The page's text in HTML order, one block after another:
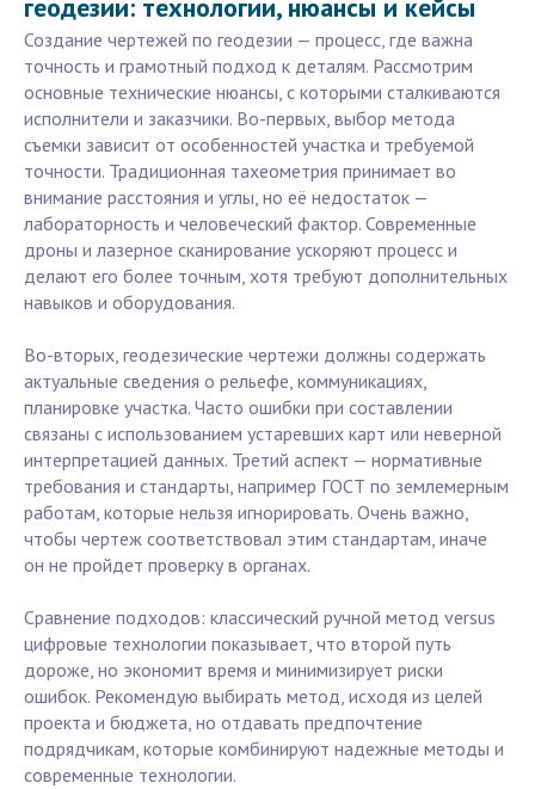
геодезии: технологии, нюансы и кейсы
Создание чертежей по геодезии — процесс, где важна
точность и грамотный подход к деталям. Рассмотрим
основные технические нюансы, с которыми сталкиваются
исполнители и заказчики. Во-первых, выбор метода
съемки зависит от особенностей участка и требуемой
точности. Традиционная тахеометрия принимает во
внимание расстояния и углы, но её недостаток —
лабораторность и человеческий фактор. Современные
дроны и лазерное сканирование ускоряют процесс и
делают его более точным, хотя требуют дополнительных
навыков и оборудования.
Во-вторых, геодезические чертежи должны содержать
актуальные сведения о рельефе, коммуникациях,
планировке участка. Часто ошибки при составлении
связаны с использованием устаревших карт или неверной
интерпретацией данных. Третий аспект — нормативные
требования и стандарты, например ГОСТ по землемерным
работам, которые нельзя игнорировать. Очень важно,
чтобы чертеж соответствовал этим стандартам, иначе
он не пройдет проверку в органах.
Сравнение подходов: классический ручной метод versus
цифровые технологии показывает, что второй путь
дороже, но экономит время и минимизирует риски
ошибок. Рекомендую выбирать метод, исходя из целей
проекта и бюджета, но отдавать предпочтение
подрядчикам, которые комбинируют надежные методы и
современные технологии.